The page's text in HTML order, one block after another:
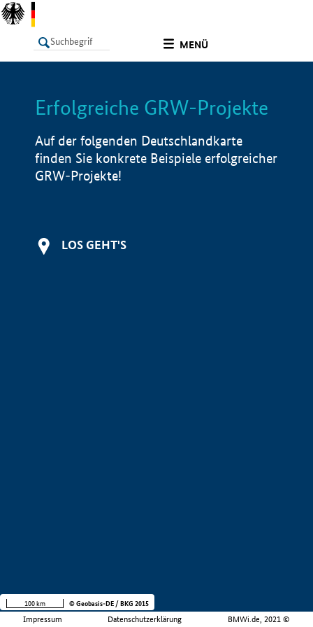
MENÜ
LISTE Info
Erfolgreiche GRW-Projekte
Auf der folgenden Deutschlandkarte
finden Sie konkrete Beispiele erfolgreicher
GRW-Projekte!
LOS GEHT'S
Impressum Datenschutzerklärung BMWi.de, 2021 ©
100 km © Geobasis-DE / BKG 2015